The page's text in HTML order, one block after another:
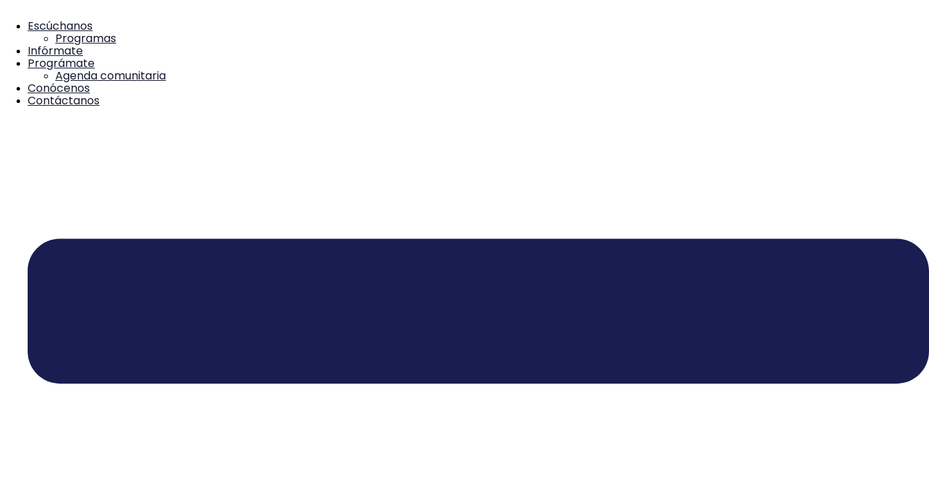
Escúchanos
Programas
Infórmate
Prográmate
Agenda comunitaria
Conócenos
Contáctanos